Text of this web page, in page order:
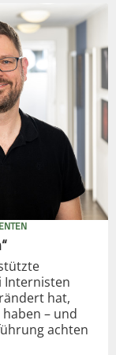
Internisten
hat,
– und
achten